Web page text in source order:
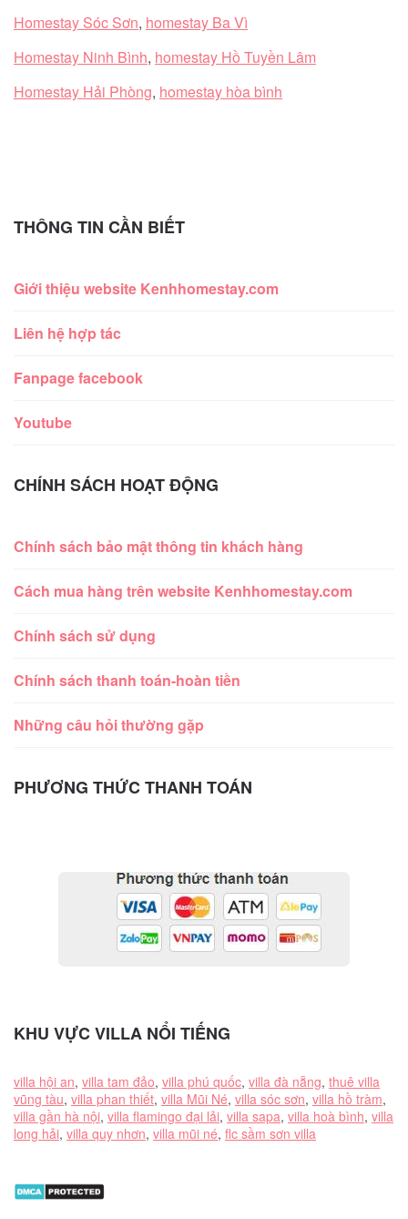
Homestay Sóc Sơn, homestay Ba Vì
Homestay Ninh Bình, homestay Hồ Tuyền Lâm
Homestay Hải Phòng, homestay hòa bình
THÔNG TIN CẦN BIẾT
Giới thiệu website Kenhhomestay.com
Liên hệ hợp tác
Fanpage facebook
Youtube
CHÍNH SÁCH HOẠT ĐỘNG
Chính sách bảo mật thông tin khách hàng
Cách mua hàng trên website Kenhhomestay.com
Chính sách sử dụng
Chính sách thanh toán-hoàn tiền
Những câu hỏi thường gặp
PHƯƠNG THỨC THANH TOÁN
KHU VỰC VILLA NỔI TIẾNG
villa hội an, villa tam đảo, villa phú quốc, villa đà nẵng, thuê villa
vũng tàu, villa phan thiết, villa Mũi Né, villa sóc sơn, villa hồ tràm,
villa gần hà nội, villa flamingo đại lải, villa sapa, villa hoà bình, villa
long hải, villa quy nhơn, villa mũi né, flc sầm sơn villa